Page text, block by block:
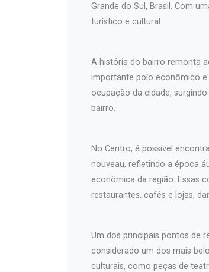
Grande do Sul, Brasil. Com
turístico e cultural.
A história do bairro remonta
importante polo econômico e
ocupação da cidade,
bairro.
No Centro, é possível
nouveau, refletindo a época
econômica da região. Essas
restaurantes, cafés e lojas,
Um dos principais pontos de
considerado um dos mais
culturais, como peças de